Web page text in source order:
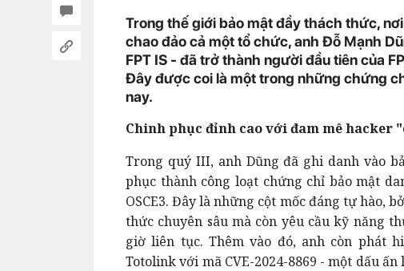
Trong thế giới bảo mật đầy thách thức,
chao đảo cả một tổ chức, anh Đỗ Mạnh
FPT IS - đã trở thành người đầu tiên của
Đây được coi là một trong những chứng
nay.
Chinh phục đỉnh cao với đam mê hacker
Trong quý III, anh Dũng đã ghi danh vào
phục thành công loạt chứng chỉ bảo mật
OSCE3. Đây là những cột mốc đáng tự hào,
thức chuyên sâu mà còn yêu cầu kỹ năng
giờ liên tục. Thêm vào đó, anh còn phát
Totolink với mã CVE-2024-8869 - một dấu